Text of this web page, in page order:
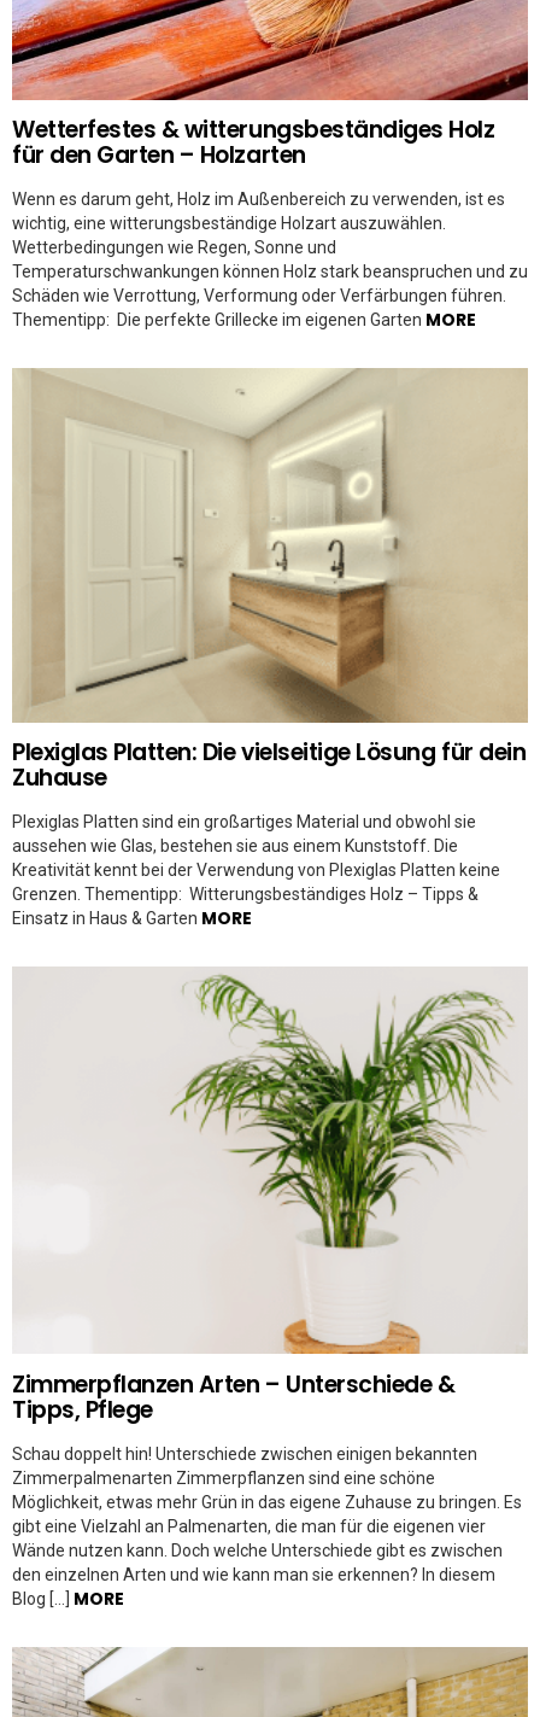
Wetterfestes & witterungsbeständiges Holz
für den Garten – Holzarten
Wenn es darum geht, Holz im Außenbereich zu verwenden, ist es
wichtig, eine witterungsbeständige Holzart auszuwählen.
Wetterbedingungen wie Regen, Sonne und
Temperaturschwankungen können Holz stark beanspruchen und zu
Schäden wie Verrottung, Verformung oder Verfärbungen führen.
Thementipp: Die perfekte Grillecke im eigenen Garten MORE
Plexiglas Platten: Die vielseitige Lösung für dein
Zuhause
Plexiglas Platten sind ein großartiges Material und obwohl sie
aussehen wie Glas, bestehen sie aus einem Kunststoff. Die
Kreativität kennt bei der Verwendung von Plexiglas Platten keine
Grenzen. Thementipp: Witterungsbeständiges Holz – Tipps &
Einsatz in Haus & Garten MORE
Zimmerpflanzen Arten – Unterschiede &
Tipps, Pflege
Schau doppelt hin! Unterschiede zwischen einigen bekannten
Zimmerpalmenarten Zimmerpflanzen sind eine schöne
Möglichkeit, etwas mehr Grün in das eigene Zuhause zu bringen. Es
gibt eine Vielzahl an Palmenarten, die man für die eigenen vier
Wände nutzen kann. Doch welche Unterschiede gibt es zwischen
den einzelnen Arten und wie kann man sie erkennen? In diesem
Blog […] MORE